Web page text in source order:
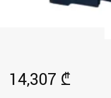
14,307 ₾